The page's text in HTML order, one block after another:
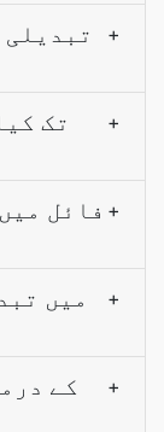
+
+
+
+
+